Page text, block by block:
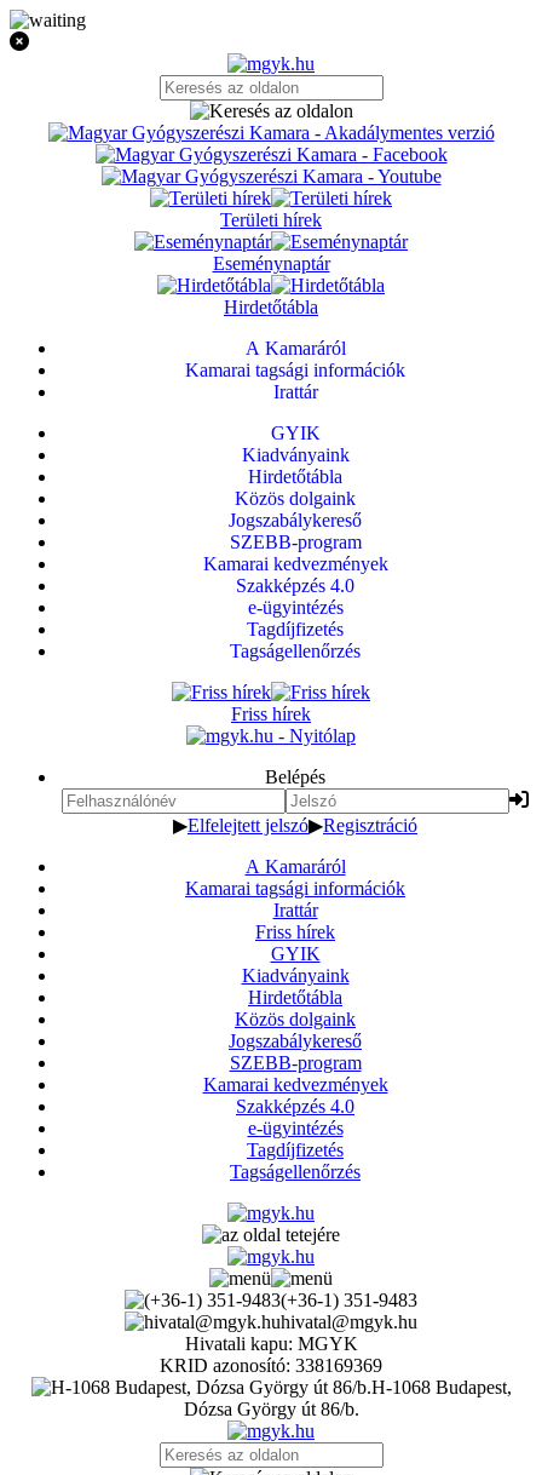
Területi hírek
Eseménynaptár
Hirdetőtábla
A Kamaráról
Kamarai tagsági információk
Irattár
GYIK
Kiadványaink
Hirdetőtábla
Közös dolgaink
Jogszabálykereső
SZEBB-program
Kamarai kedvezmények
Szakképzés 4.0
e-ügyintézés
Tagdíjfizetés
Tagságellenőrzés
Friss hírek
Belépés
▶Elfelejtett jelszó▶Regisztráció
A Kamaráról
Kamarai tagsági információk
Irattár
Friss hírek
GYIK
Kiadványaink
Hirdetőtábla
Közös dolgaink
Jogszabálykereső
SZEBB-program
Kamarai kedvezmények
Szakképzés 4.0
e-ügyintézés
Tagdíjfizetés
Tagságellenőrzés
(+36-1) 351-9483
hivatal@mgyk.hu
Hivatali kapu: MGYK
KRID azonosító: 338169369
H-1068 Budapest,
Dózsa György út 86/b.